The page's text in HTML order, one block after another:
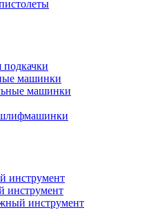
подкачки
машинки
машинки
инструмент
инструмент
инструмент